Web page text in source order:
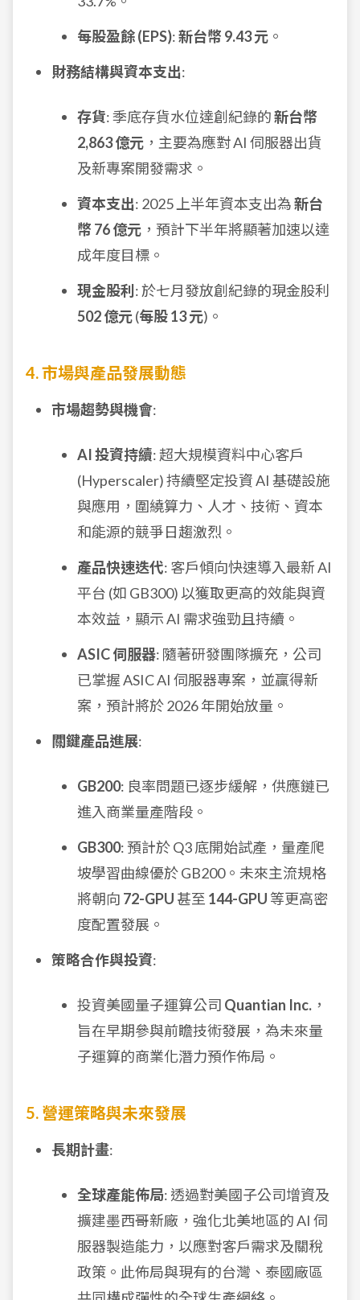
每股盈餘 (EPS):新台幣 9.43 元 。
財務結構與資本支出:
存貨: 季底存貨水位達創紀錄的新台幣
2,863 億元 ，主要為應對 AI 伺服器出貨
及新專案開發需求。
資本支出: 2025 上半年資本支出為新台
幣 76 億元 ，預計下半年將顯著加速以達
成年度目標。
現金股利 : 於七月發放創紀錄的現金股利
502 億元(每股 13 元)。
4. 市場與產品發展動態
市場趨勢與機會:
AI 投資持續: 超大規模資料中心客戶
(Hyperscaler) 持續堅定投資 AI 基礎設施
與應用，圍繞算力、人才、技術、資本
和能源的競爭日趨激烈。
產品快速迭代: 客戶傾向快速導入最新 AI
平台 (如 GB300) 以獲取更高的效能與資
本效益，顯示 AI 需求強勁且持續。
ASIC 伺服器: 隨著研發團隊擴充，公司
已掌握 ASIC AI 伺服器專案，並贏得新
案，預計將於 2026 年開始放量。
關鍵產品進展:
GB200: 良率問題已逐步緩解，供應鏈已
進入商業量產階段。
GB300: 預計於 Q3 底開始試產，量產爬
坡學習曲線優於 GB200。未來主流規格
將朝向 72-GPU 甚至 144-GPU 等更高密
度配置發展。
策略合作與投資:
投資美國量子運算公司 Quantian Inc. ，
旨在早期參與前瞻技術發展，為未來量
子運算的商業化潛力預作佈局。
5. 營運策略與未來發展
長期計畫:
全球產能佈局: 透過對美國子公司增資及
擴建墨西哥新廠，強化北美地區的 AI 伺
服器製造能力，以應對客戶需求及關稅
政策。此佈局與現有的台灣、泰國廠區